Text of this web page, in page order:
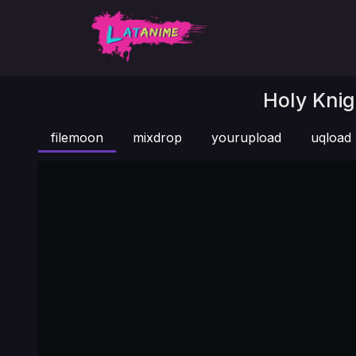
Holy
filemoon mixdrop yourupload uqload